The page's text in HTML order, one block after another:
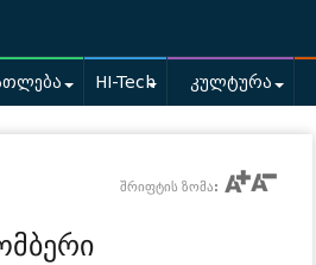
HI-Tech კულტურა
შრიფტის ზომა: